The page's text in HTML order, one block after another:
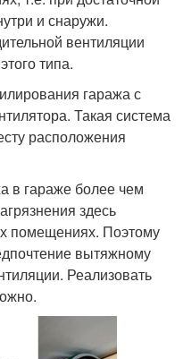
и снаружи.
вентиляции
типа.
гаража с
Такая система
расположения
в гараже более чем
здесь
помещениях. Поэтому
вытяжному
Реализовать